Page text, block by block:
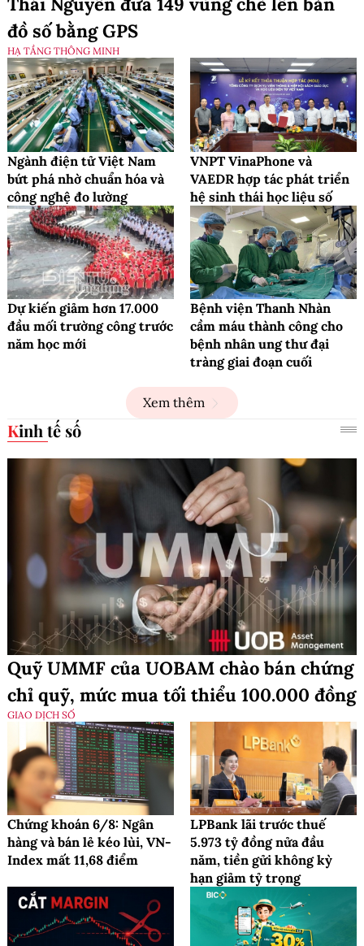
đồ số bằng GPS
HẠ TẦNG THÔNG MINH
Ngành điện tử Việt Nam
bứt phá nhờ chuẩn hóa và
công nghệ đo lường
VNPT VinaPhone và
VAEDR hợp tác phát triển
hệ sinh thái học liệu số
Dự kiến giảm hơn 17.000
đầu mối trường công trước
năm học mới
Bệnh viện Thanh Nhàn
cầm máu thành công cho
bệnh nhân ung thư đại
tràng giai đoạn cuối
Xem thêm
Kinh tế số
Quỹ UMMF của UOBAM chào bán chứng
chỉ quỹ, mức mua tối thiểu 100.000 đồng
GIAO DỊCH SỐ
Chứng khoán 6/8: Ngân
hàng và bán lẻ kéo lùi, VN-
Index mất 11,68 điểm
LPBank lãi trước thuế
5.973 tỷ đồng nửa đầu
năm, tiền gửi không kỳ
hạn giảm tỷ trọng